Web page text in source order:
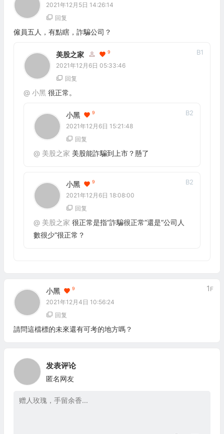
2021年12月5日 14:26:14
回复
僱員五人，有點瞎，詐騙公司？
美股之家 9
2021年12月6日 05:33:46
B1
回复
@ 小黑很正常。
小黑 9
2021年12月6日 15:21:48
B2
回复
@ 美股之家 美股能詐騙到上市？懸了
小黑 9
2021年12月6日 18:08:00
B2
回复
@ 美股之家 很正常是指“詐騙很正常”還是“公司人
數很少”很正常？
小黑 9
2021年12月4日 10:56:24
1 F
回复
請問這檔標的未來還有可考的地方嗎？
发表评论
匿名网友